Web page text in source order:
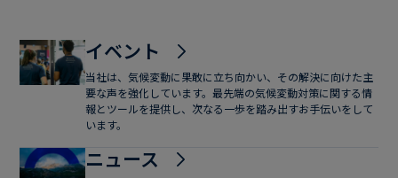
イベント
当社は、気候変動に果敢に立ち向かい、その解決に向けた主
要な声を強化しています。最先端の気候変動対策に関する情
報とツールを提供し、次なる一歩を踏み出すお手伝いをして
います。
ニュース